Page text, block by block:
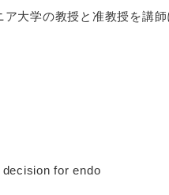
大学の教授と准教授を講
for endo